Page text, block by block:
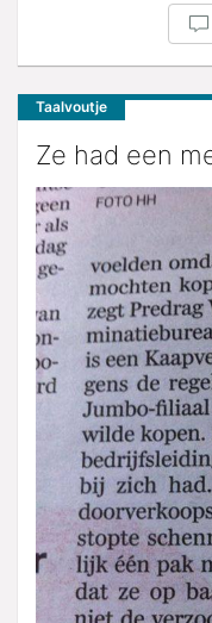
Taalvoutje
Ze had een